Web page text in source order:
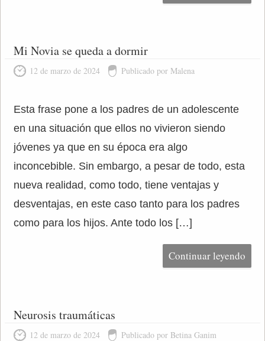
Mi Novia se queda a dormir
12 de marzo de 2024 Publicado por Malena
Esta frase pone a los padres de un adolescente
en una situación que ellos no vivieron siendo
jóvenes ya que en su época era algo
inconcebible. Sin embargo, a pesar de todo, esta
nueva realidad, como todo, tiene ventajas y
desventajas, en este caso tanto para los padres
como para los hijos. Ante todo los […]
Continuar leyendo
Neurosis traumáticas
12 de marzo de 2024 Publicado por Betina Ganim